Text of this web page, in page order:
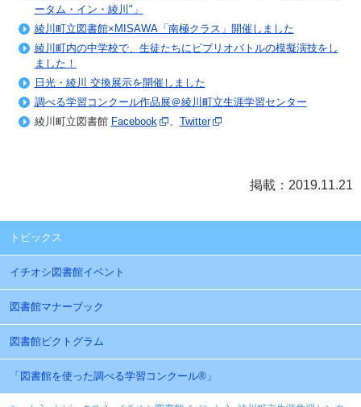
ータム・イン・綾川"」
綾川町立図書館×MISAWA「南極クラス」開催しました
綾川町内の中学校で、生徒たちにビブリオバトルの模擬演技をし
ました！
日光・綾川 交換展示を開催しました
調べる学習コンクール作品展＠綾川町立生涯学習センター
綾川町立図書館 Facebook Twitter
掲載：2019.11.21
トピックス
イチオシ図書館イベント
図書館マナーブック
図書館ピクトグラム
「図書館を使った調べる学習コンクール®」